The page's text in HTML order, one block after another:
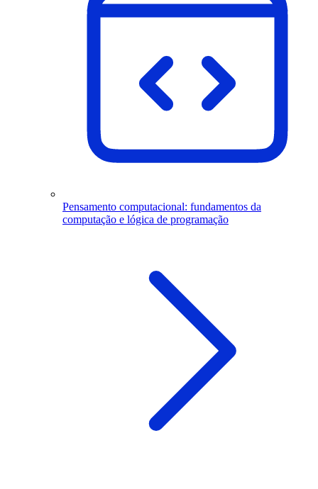
Pensamento computacional: fundamentos da
computação e lógica de programação